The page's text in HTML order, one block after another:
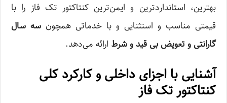
بهترین، استانداردترین و ایمن‌ترین کنتاکتور تک فاز را با
قیمتی مناسب و استثنایی و با خدماتی همچون سه سال
گارانتی و تعویض بی قید و شرط ارائه می‌دهد.
آشنایی با اجزای داخلی و کارکرد کلی
کنتاکتور تک فاز